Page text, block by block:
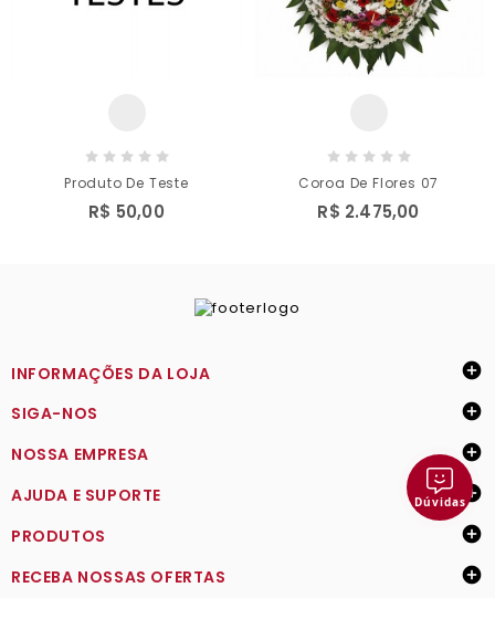
Produto De Teste
R$ 50,00
Coroa De Flores 07
R$ 2.475,00
INFORMAÇÕES DA LOJA

SIGA-NOS

NOSSA EMPRESA

AJUDA E SUPORTE

PRODUTOS

RECEBA NOSSAS OFERTAS

Dúvidas